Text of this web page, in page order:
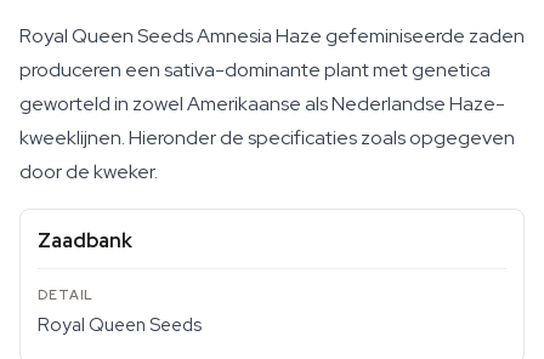
Royal Queen Seeds Amnesia Haze gefeminiseerde zaden
produceren een sativa-dominante plant met genetica
geworteld in zowel Amerikaanse als Nederlandse Haze-
kweeklijnen. Hieronder de specificaties zoals opgegeven
door de kweker.
Zaadbank
Royal Queen Seeds